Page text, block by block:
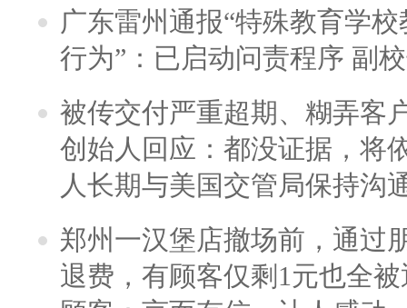
广东雷州通报“特殊教育学
行为”：已启动问责程序 副
被传交付严重超期、糊弄客
创始人回应：都没证据，将
人长期与美国交管局保持沟
郑州一汉堡店撤场前，通过
退费，有顾客仅剩1元也全